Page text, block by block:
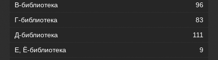
В-библиотека
96
Г-библиотека
83
Д-библиотека
111
Е, Ё-библиотека
9